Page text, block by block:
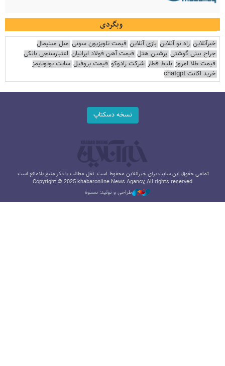
وبگردی
خبرآنلاین راه نو آنلاین بازی آنلاین قیمت تلویزیون سونی مبل مینیمال
جراح بینی گوشتی پرشین هتل قیمت آهن فولاد ایرانیان اعتبارسنجی بانکی
قیمت طلا امروز بلیط قطار شرکت رادوکو قیمت پروفیل سایت یوتوتایمز
خرید اکانت chatgpt
نسخه دسکتاپ
تمامی حقوق این سایت برای خبرآنلاین محفوظ است. نقل مطالب با ذکر منبع بلامانع است.
Copyright © 2025 khabaronline News Agancy, All rights reserved
طراحی و تولید: نستوه